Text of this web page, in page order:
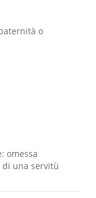
o
omessa
di una servitù